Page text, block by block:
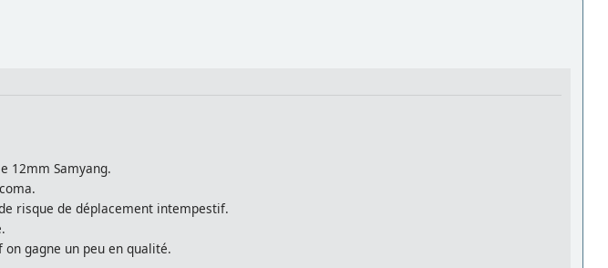
12mm Samyang.
risque de déplacement intempestif.
gagne un peu en qualité.